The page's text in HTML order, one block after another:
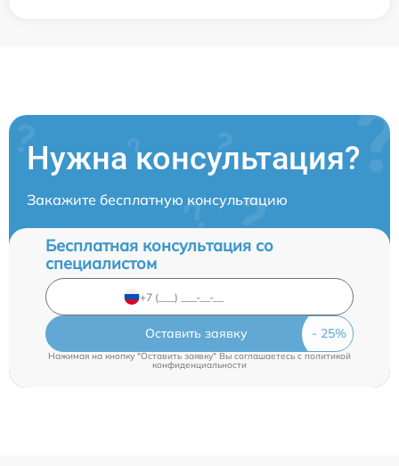
Нужна консультация?
Закажите бесплатную консультацию
Бесплатная консультация со
специалистом
Оставить заявку
Нажимая на кнопку "Оставить заявку" Вы соглашаетесь c политикой
конфиденциальности